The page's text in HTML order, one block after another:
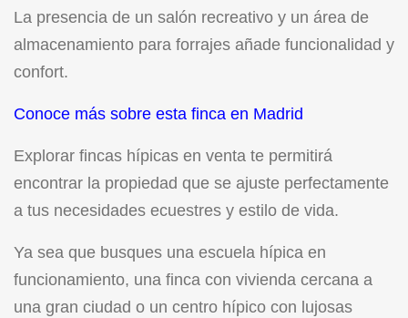
La presencia de un salón recreativo y un área de
almacenamiento para forrajes añade funcionalidad y
confort.
Conoce más sobre esta finca en Madrid
Explorar fincas hípicas en venta te permitirá
encontrar la propiedad que se ajuste perfectamente
a tus necesidades ecuestres y estilo de vida.
Ya sea que busques una escuela hípica en
funcionamiento, una finca con vivienda cercana a
una gran ciudad o un centro hípico con lujosas